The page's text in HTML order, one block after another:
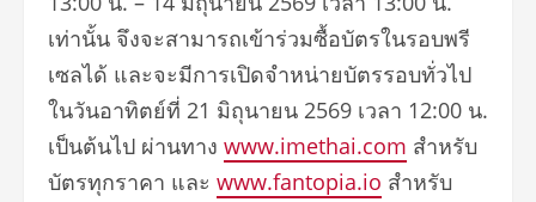
เท่านั้น จึงจะสามารถเข้าร่วมซื้อบัตรในรอบพรี
เซลได้ และจะมีการเปิดจำหน่ายบัตรรอบทั่วไป
ในวันอาทิตย์ที่ 21 มิถุนายน 2569 เวลา 12:00 น.
เป็นต้นไป ผ่านทาง www.imethai.com สำหรับ
บัตรทุกราคา และ www.fantopia.io สำหรับ